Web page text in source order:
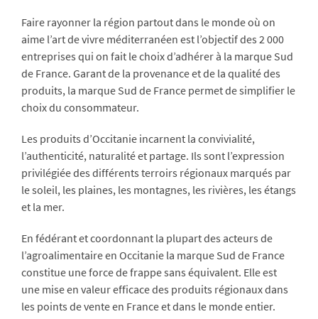
Faire rayonner la région partout dans le monde où on
aime l’art de vivre méditerranéen est l’objectif des 2 000
entreprises qui on fait le choix d’adhérer à la marque Sud
de France. Garant de la provenance et de la qualité des
produits, la marque Sud de France permet de simplifier le
choix du consommateur.
Les produits d’Occitanie incarnent la convivialité,
l’authenticité, naturalité et partage. Ils sont l’expression
privilégiée des différents terroirs régionaux marqués par
le soleil, les plaines, les montagnes, les rivières, les étangs
et la mer.
En fédérant et coordonnant la plupart des acteurs de
l’agroalimentaire en Occitanie la marque Sud de France
constitue une force de frappe sans équivalent. Elle est
une mise en valeur efficace des produits régionaux dans
les points de vente en France et dans le monde entier.